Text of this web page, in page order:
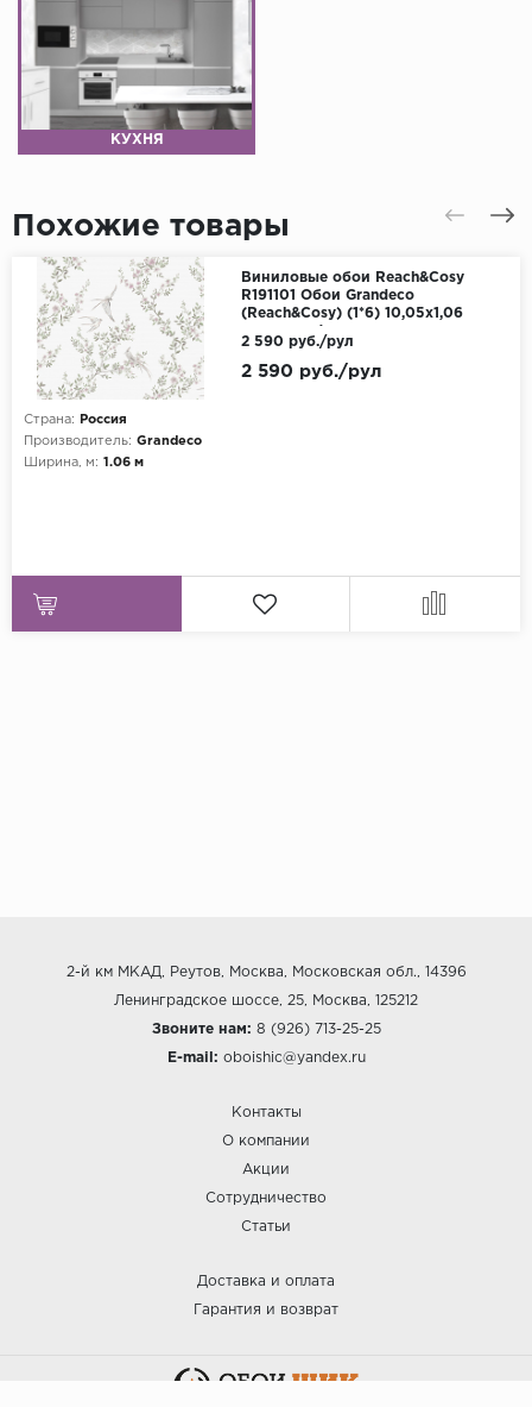
КУХНЯ
Похожие товары
Виниловые обои Reach&Cosy
R191101 Обои Grandeco
(Reach&Cosy) (1*6) 10,05х1,06
винил на флизелине
Страна:
Россия
Производитель: Grandeco
Ширина, м: 1.06 м
2 590 руб./рул
2 590 руб./рул
2-й км МКАД, Реутов, Москва, Московская обл., 14396
Ленинградское шоссе, 25, Москва, 125212
Звоните нам: 8 (926) 713-25-25
E-mail: oboishic@yandex.ru
Контакты
О компании
Акции
Сотрудничество
Статьи
Доставка и оплата
Гарантия и возврат